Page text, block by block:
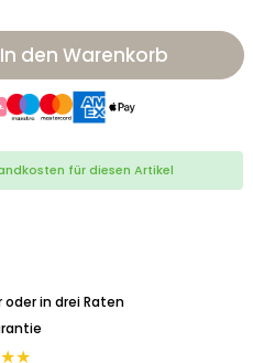
In den Warenkorb
für diesen Artikel
in drei Raten